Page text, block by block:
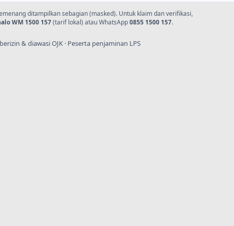
ditampilkan sebagian (masked). Untuk klaim dan verifikasi,
WM 1500 157(tarif lokal) atau WhatsApp0855 1500 157.
& diawasi OJK · Peserta penjaminan LPS